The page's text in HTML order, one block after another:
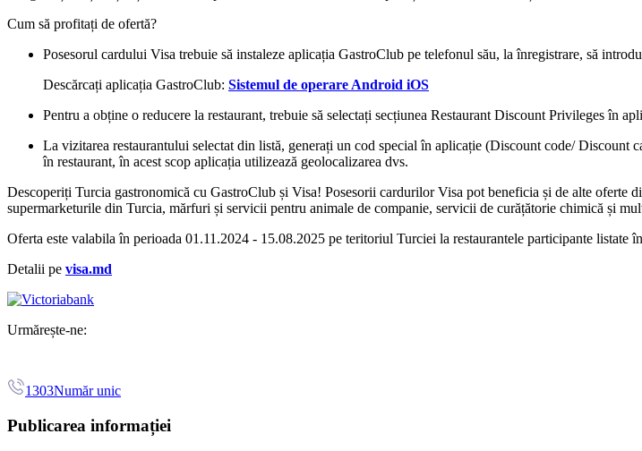
Cum să profitați de ofertă?
Posesorul cardului Visa trebuie să instaleze aplicația GastroClub pe telefonul său, la înregistrare, să
Descărcați aplicația GastroClub: Sistemul de operare Android iOS
Pentru a obține o reducere la restaurant, trebuie să selectați secțiunea Restaurant Discount Privileges în
La vizitarea restaurantului selectat din listă, generați un cod special în aplicație (Discount code/
în restaurant, în acest scop aplicația utilizează geolocalizarea dvs.
Descoperiți Turcia gastronomică cu GastroClub și Visa! Posesorii cardurilor Visa pot beneficia și de alte oferte
supermarketurile din Turcia, mărfuri și servicii pentru animale de companie, servicii de curățătorie chimică și
Oferta este valabila în perioada 01.11.2024 - 15.08.2025 pe teritoriul Turciei la restaurantele participante listate
Detalii pe visa.md
Urmărește-ne:
1303Număr unic
Publicarea informației